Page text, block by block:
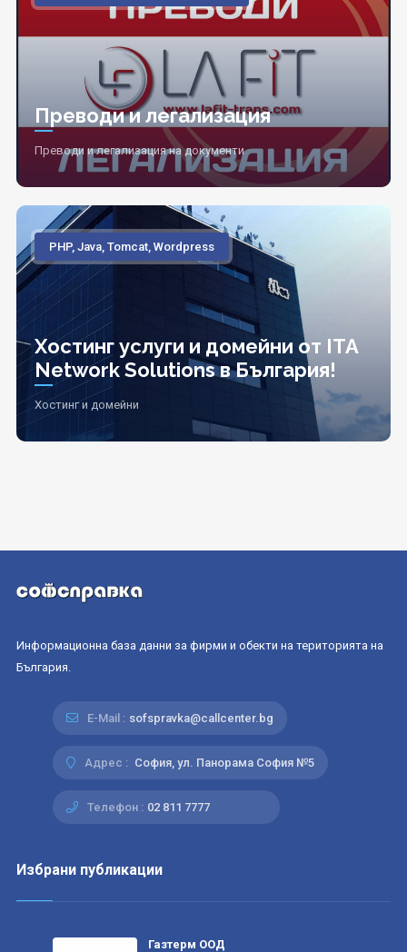
Преводи и легализация
Преводи и легализация на документи
PHP, Java, Tomcat, Wordpress
Хостинг услуги и домейни от ITA
Network Solutions в България!
Хостинг и домейни
Информационна база данни за фирми и обекти на територията на
България.
E-Mail : sofspravka@callcenter.bg
Адрес : София, ул. Панорама София №5
Телефон : 02 811 7777
Избрани публикации
Газтерм ООД